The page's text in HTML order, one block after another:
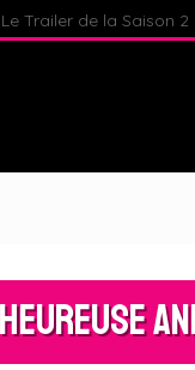
Trailer de la Saison